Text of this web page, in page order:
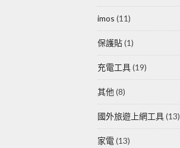
imos (11)
保護貼(1)
充電工具(19)
其他 (8)
國外旅遊上網工具(13)
家電 (13)